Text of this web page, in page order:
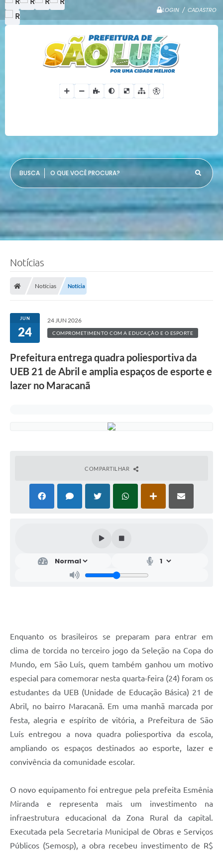
LOGIN / CADASTRO
O QUE VOCÊ PROCURA?
Notícias
Notícias Notícia
JUN
24
24 JUN 2026
COMPROMETIMENTO COM A EDUCAÇÃO E O ESPORTE
Prefeitura entrega quadra poliesportiva da
UEB 21 de Abril e amplia espaços de esporte e
lazer no Maracanã
COMPARTILHAR
Enquanto os brasileiros se preparam para entrar em
clima de torcida no terceiro jogo da Seleção na Copa do
Mundo, em São Luís, quem também ganhou um motivo
especial para comemorar nesta quarta-feira (24) foram os
estudantes da UEB (Unidade de Educação Básica) 21 de
Abril, no bairro Maracanã. Em uma manhã marcada por
festa, alegria e espírito de vitória, a Prefeitura de São
Luís entregou a nova quadra poliesportiva da escola,
ampliando os espaços destinados ao esporte, lazer e
convivência da comunidade escolar.
O novo equipamento foi entregue pela prefeita Esmênia
Miranda e representa mais um investimento na
infraestrutura educacional da Zona Rural da capital.
Executada pela Secretaria Municipal de Obras e Serviços
Públicos (Semosp), a obra recebeu investimento de R$